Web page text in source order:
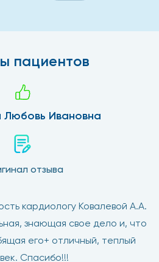
пациентов
Любовь Ивановна
отзыва
кардиологу Ковалевой А.А.
знающая свое дело и, что
его+ отличный, теплый
Спасибо!!!